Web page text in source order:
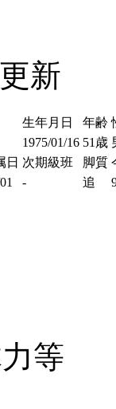
新
生年月日 年齢
1975/01/16 51歳
日 次期級班 脚質
- 追
等